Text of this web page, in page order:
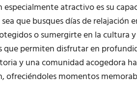
especialmente atractivo es su
que busques días de relajación
o sumergirte en la cultura
permiten disfrutar en
y una comunidad acogedora
ofreciéndoles momentos